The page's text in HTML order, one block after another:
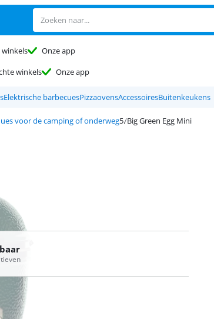
winkels
Onze app
winkels Onze app
Elektrische barbecuesPizzaovensAccessoiresBuitenkeukens
voor de camping of onderweg Big Green Egg Mini